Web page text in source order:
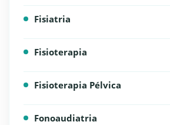
Fisiatria
Fisioterapia
Fisioterapia Pélvica
Fonoaudiatria